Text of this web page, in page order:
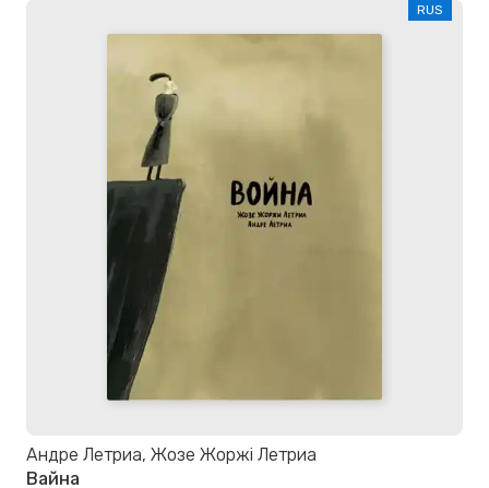
RUS
Андре Летриа, Жозе Жоржі Летриа
Вайна